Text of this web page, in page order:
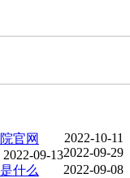
2022-10-11
官网
2022-09-29
2022-09-13
什么
2022-09-08